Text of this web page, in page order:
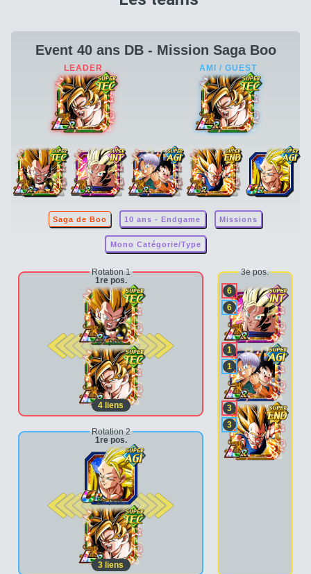
Event 40 ans DB - Mission Saga Boo
Saga de Boo 10 ans - Endgame Missions
Mono Catégorie/Type
Rotation 1
1re pos.
2e pos.
4 liens
Rotation 2
1re pos.
2e pos.
3 liens
3e pos.
6
6
1
1
3
3